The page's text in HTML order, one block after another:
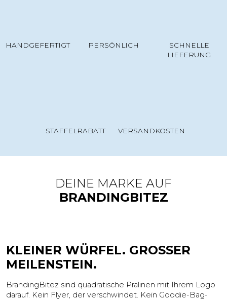
HANDGEFERTIGT PERSÖNLICH
SCHNELLE
LIEFERUNG
STAFFELRABATT VERSANDKOSTEN
DEINE MARKE AUF
BRANDINGBITEZ
KLEINER WÜRFEL. GROSSER M
EILENSTEIN.
BrandingBitez sind quadratische Pralinen mit Ihrem Logo
darauf. Kein Flyer, der verschwindet. Kein Goodie-Bag-